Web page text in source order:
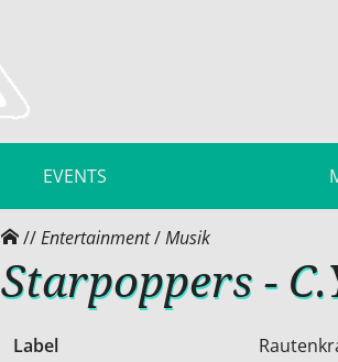
EVENTS
//Entertainment/Musik
Starpoppers -
Label